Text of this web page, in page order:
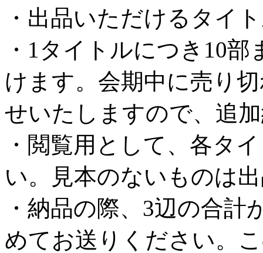
・出品いただけるタイ
・1タイトルにつき10
けます。会期中に売り
せいたしますので、追
・閲覧用として、各タ
い。見本のないものは
・納品の際、3辺の合計
めてお送りください。